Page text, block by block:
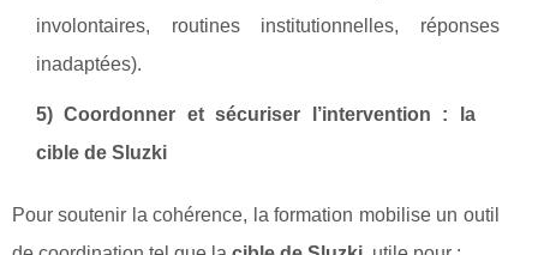
involontaires, routines institutionnelles, réponses
inadaptées).
5) Coordonner et sécuriser l’intervention : la
cible de Sluzki
Pour soutenir la cohérence, la formation mobilise un outil